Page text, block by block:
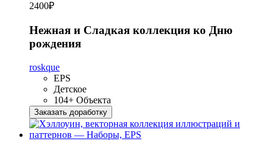
2400₽
Нежная и Сладкая коллекция ко Дню
рождения
roskque
EPS
Детское
104+ Объекта
Заказать доработку